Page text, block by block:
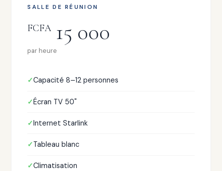
SALLE DE RÉUNION
FCFA15 000
par heure
Capacité 8–12 personnes
Écran TV 50"
Internet Starlink
Tableau blanc
Climatisation